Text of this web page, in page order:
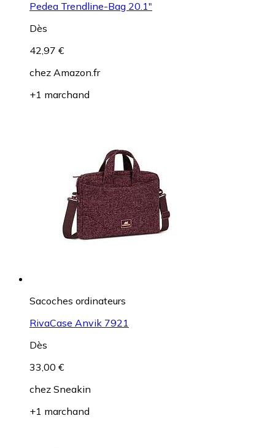
Pedea Trendline-Bag 20.1"
Dès
42,97 €
chez Amazon.fr
+1 marchand
Sacoches ordinateurs
RivaCase Anvik 7921
Dès
33,00 €
chez Sneakin
+1 marchand